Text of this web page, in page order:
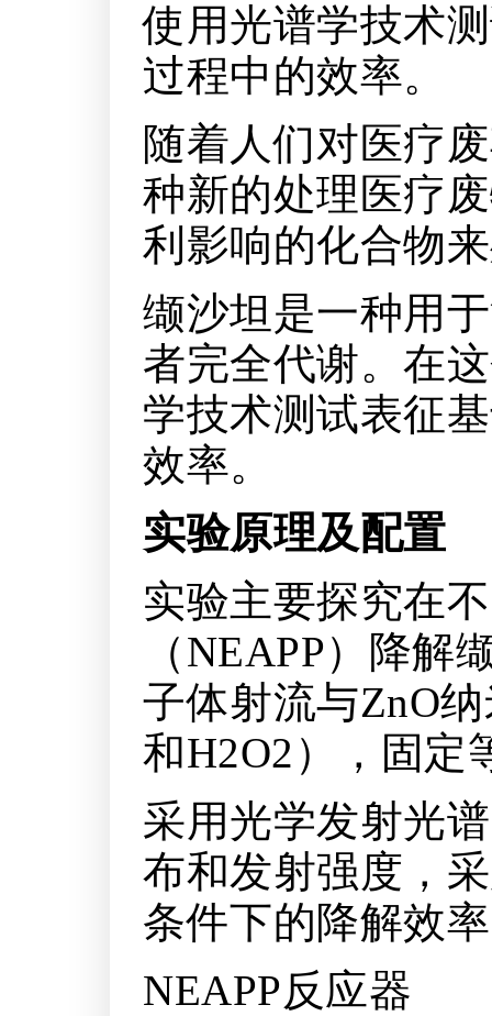
使用光谱学技术
过程中的效率。
随着人们对医疗
种新的处理医疗
利影响的化合物
缬沙坦是一种用
者完全代谢。在
学技术测试表征
效率。
实验原理及配置
实验主要探究在
（NEAPP）降
子体射流与ZnO
和‍H2O2），固定
采用光学发射光
布和发射强度，
条件下的降解效
NEAPP反应器